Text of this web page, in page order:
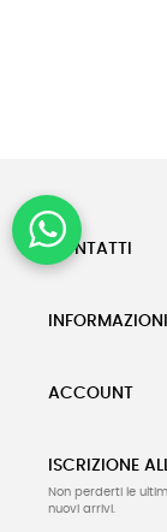
CONTATTI
INFORMAZIONI
ACCOUNT
ISCRIZIONE
Non perderti le
nuovi arrivi.